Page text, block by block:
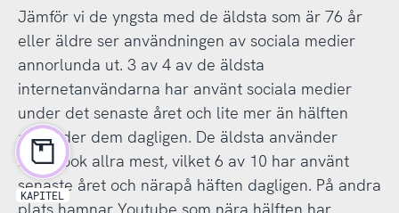
Jämför vi de yngsta med de äldsta som är 76 år
eller äldre ser användningen av sociala medier
annorlunda ut. 3 av 4 av de äldsta
internetanvändarna har använt sociala medier
under det senaste året och lite mer än hälften
använder dem dagligen. De äldsta använder
Facebook allra mest, vilket 6 av 10 har använt
senaste året och närapå häften dagligen. På andra
KAPITEL